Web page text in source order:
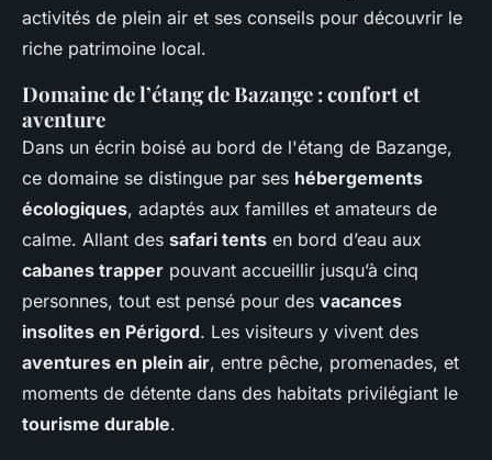
activités de plein air et ses conseils pour découvrir le
riche patrimoine local.
Domaine de l’étang de Bazange : confort et
aventure
Dans un écrin boisé au bord de l'étang de Bazange,
ce domaine se distingue par ses hébergements
écologiques, adaptés aux familles et amateurs de
calme. Allant des safari tents en bord d’eau aux
cabanes trapper pouvant accueillir jusqu’à cinq
personnes, tout est pensé pour des vacances
insolites en Périgord. Les visiteurs y vivent des
aventures en plein air, entre pêche, promenades, et
moments de détente dans des habitats privilégiant le
tourisme durable.